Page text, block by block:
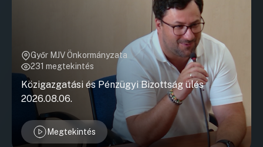
Győr MJV Önkormányzata
231 megtekintés
Közigazgatási és Pénzügyi Bizottság ülés
2026.08.06.
Megtekintés